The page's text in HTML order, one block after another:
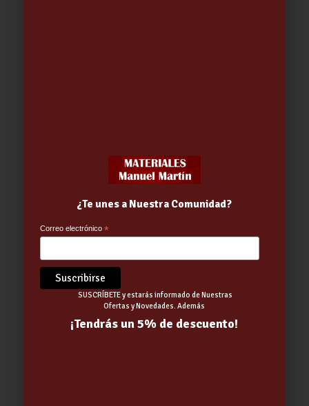
¿Te unes a Nuestra Comunidad?
Correo electrónico*
SUSCRÍBETE y estarás informado de Nuestras
Ofertas y Novedades. Además
¡Tendrás un 5% de descuento!